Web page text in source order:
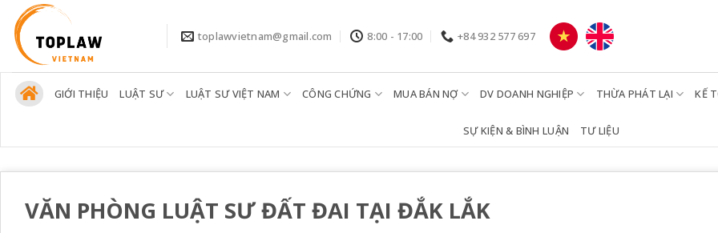
qua
nội
dung
toplawvietnam@gmail.com 8:00 - 17:00 +84 932 577 697
GIỚI THIỆU LUẬT SƯ LUẬT SƯ VIỆT NAM CÔNG CHỨNG MUA BÁN NỢ DV DOANH NGHIỆP THỪA PHÁT LẠI KẾ
SỰ KIỆN & BÌNH LUẬN TƯ LIỆU
VĂN PHÒNG LUẬT SƯ ĐẤT ĐAI TẠI ĐẮK LẮK